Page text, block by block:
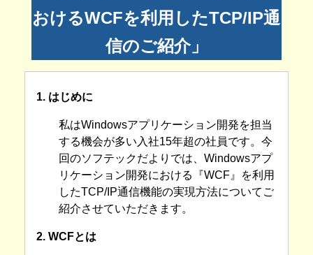
おけるWCFを利用したTCP/IP通
信のご紹介」
1. はじめに
私はWindowsアプリケーション開発を担当
する機会が多い入社15年超の社員です。今
回のソフテックだよりでは、Windowsアプ
リケーション開発における『WCF』を利用
したTCP/IP通信機能の実現方法についてご
紹介させていただきます。
2. WCFとは